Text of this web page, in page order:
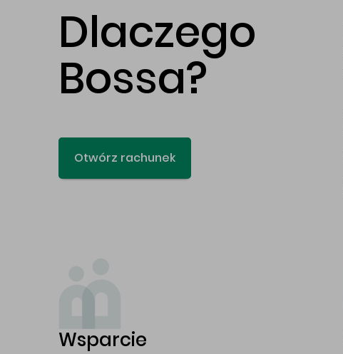
Dlaczego
Bossa?
Otwórz rachunek
Wsparcie